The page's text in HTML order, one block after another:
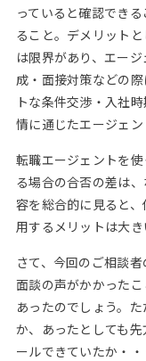
っていると確認でき
ること。デメリット
は限界があり、エー
成・面接対策などの
トな条件交渉・入社
情に通じたエージェン
転職エージェントを
る場合の合否の差は
容を総合的に見ると
用するメリットは大き
さて、今回のご相談
面談の声がかかった
あったのでしょう。
か、あったとしても
ールできていたか・